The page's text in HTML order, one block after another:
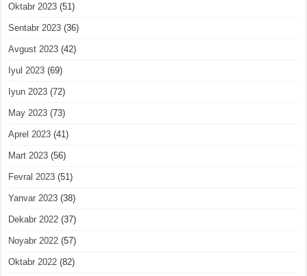
Oktabr 2023 (51)
Sentabr 2023 (36)
Avgust 2023 (42)
Iyul 2023 (69)
Iyun 2023 (72)
May 2023 (73)
Aprel 2023 (41)
Mart 2023 (56)
Fevral 2023 (51)
Yanvar 2023 (38)
Dekabr 2022 (37)
Noyabr 2022 (57)
Oktabr 2022 (82)